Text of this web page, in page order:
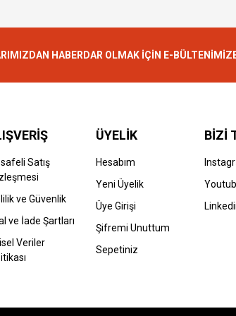
HABERDAR OLMAK İÇİN E-
Satış
ve Güvenlik
ve İade Şartları
Veriler
ÜYELİK
Hesabım
Yeni Üyelik
Üye Girişi
Şifremi Unuttum
Sepetiniz
BİZİ